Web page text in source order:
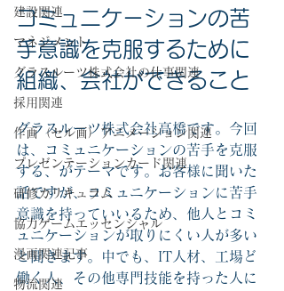
建設関連
マネジメント
グラスルーツ株式会社の仕事関連
採用関連
作画（セル画）アニメーション関連
プレゼンテーションカード関連
研修カリキュラム
協力ゲームエッセンシャル
漫画関連記事
物流関連
コミュニケーションの苦
手意識を克服するために
組織、会社ができること
グラスルーツ株式会社高橋です。今回
は、コミュニケーションの苦手を克服
する、がテーマです。お客様に聞いた
話ですが、コミュニケーションに苦手
意識を持っていいるため、他人とコミ
ュニケーションが取りにくい人が多い
と聞きます。中でも、IT人材、工場ど
働く人、その他専門技能を持った人に